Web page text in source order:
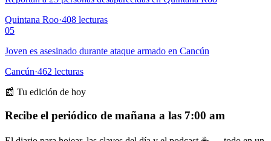
Quintana Roo·408 lecturas
05
Joven es asesinado durante ataque armado en Cancún
Cancún·462 lecturas
📰 Tu edición de hoy
Recibe el periódico de mañana a las 7:00 am